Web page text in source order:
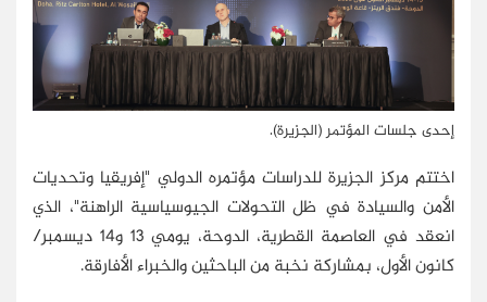
إحدى جلسات المؤتمر (الجزيرة).
اختتم مركز الجزيرة للدراسات مؤتمره الدولي "إفريقيا وتحديات
الأمن والسيادة في ظل التحولات الجيوسياسية الراهنة"، الذي
انعقد في العاصمة القطرية، الدوحة، يومي 13 و14 ديسمبر/
كانون الأول، بمشاركة نخبة من الباحثين والخبراء الأفارقة.